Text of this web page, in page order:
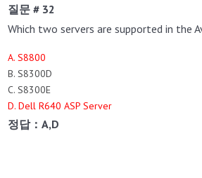
질문 # 32
Which two servers are supported in the
A. S8800
B. S8300D
C. S8300E
D. Dell R640 ASP Server
정답：A,D